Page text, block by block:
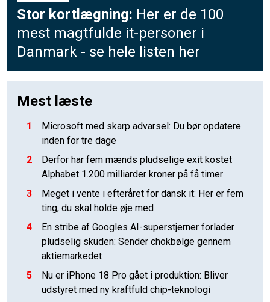
Stor kortlægning: Her er de 100
mest magtfulde it-personer i
Danmark - se hele listen her
Mest læste
1
Microsoft med skarp advarsel: Du bør opdatere
inden for tre dage
2
Derfor har fem mænds pludselige exit kostet
Alphabet 1.200 milliarder kroner på få timer
3
Meget i vente i efteråret for dansk it: Her er fem
ting, du skal holde øje med
4
En stribe af Googles AI-superstjerner forlader
pludselig skuden: Sender chokbølge gennem
aktiemarkedet
5
Nu er iPhone 18 Pro gået i produktion: Bliver
udstyret med ny kraftfuld chip-teknologi